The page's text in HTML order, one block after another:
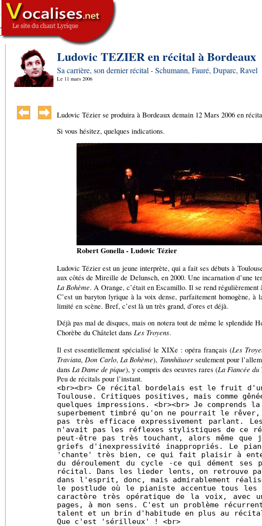
,
SIGNATURE
-->
Ludovic TEZIER en récital à Bordeaux
Sa carrière, son dernier récital - Schumann, Fauré, Duparc, Ravel
Le 11 mars 2006
Ludovic Tézier se produira à Bordeaux demain 12 Mars 2006 en
Si vous hésitez, quelques indications.
Robert Gonella - Ludovic Tézier
Ludovic Tézier est un jeune interprète, qui a fait ses débuts à
aux côtés de Mireille de Delunsch, en 2000. Une incarnation d’une
La Bohème. A Orange, c’était en Escamillo. Il se rend
C’est un baryton lyrique à la voix dense, parfaitement homogène,
limité en scène. Bref, c’est là un très grand, d’ores et déjà.
Déjà pas mal de disques, mais on notera tout de même le splendide
Chorèbe du Châtelet dans Les Troyens.
Il est essentiellement spécialisé le XIXe : opéra français (Les
Traviata,Don Carlo, La Bohème), Tannhäuserseulement pour
dans La Dame de pique), y compris des oeuvres rares (La Fiancée du
Peu de récitals pour l’instant.
<br><br> Ce récital bordelais est le fruit d'une
Toulouse. Critiques positives, mais comme
quelques impressions. <br><br> Je
superbement timbré qu'on ne pourrait le
pas très efficace expressivement parlant.
n'avait pas les réflexes stylistiques de ce
peut-être pas très touchant, alors même
griefs d'inexpressivité inappropriés. Le
'chante' très bien, ce qui fait plaisir à
du déroulement du cycle -ce qui dément
récital. Dans les lieder lents, on retrouve
dans l'esprit, donc, mais admirablement
le postlude où le pianiste accentue tous
caractère très opératique de la voix, avec
pages, à mon sens. C'est un problème
talent et un brin d'habitude en plus au
Que c'est 'sérilleux' ! <br>